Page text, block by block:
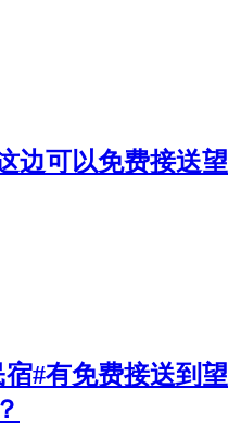
边可以免费接送望
#有免费接送到望